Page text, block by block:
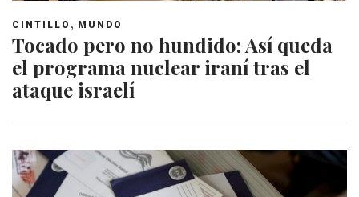
CINTILLO , MUNDO
Tocado pero no hundido: Así queda
el programa nuclear iraní tras el
ataque israelí